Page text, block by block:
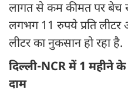
लागत से कम कीमत पर बेच
लगभग 11 रुपये प्रति लीटर
लीटर का नुकसान हो रहा है.
दिल्ली-NCR में 1 महीने
दाम